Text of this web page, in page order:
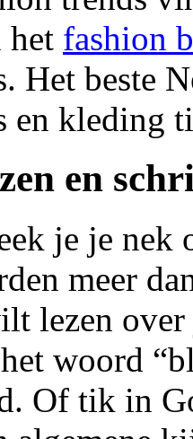
het fashion
Het beste
en kleding
en
je je nek
meer
lezen over
woord
Of tik in